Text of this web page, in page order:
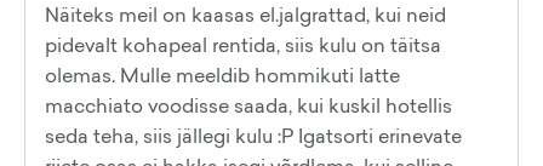
Näiteks meil on kaasas el.jalgrattad, kui neid
pidevalt kohapeal rentida, siis kulu on täitsa
olemas. Mulle meeldib hommikuti latte
macchiato voodisse saada, kui kuskil hotellis
seda teha, siis jällegi kulu :P Igatsorti erinevate